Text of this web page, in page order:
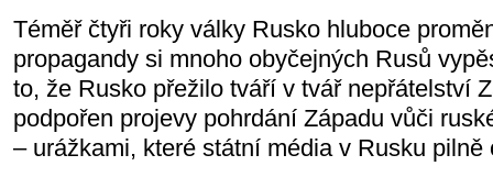
Téměř čtyři roky války Rusko hluboce
propagandy si mnoho obyčejných Rusů
to, že Rusko přežilo tváří v tvář nepřátelství
podpořen projevy pohrdání Západu vůči
– urážkami, které státní média v Rusku pilně